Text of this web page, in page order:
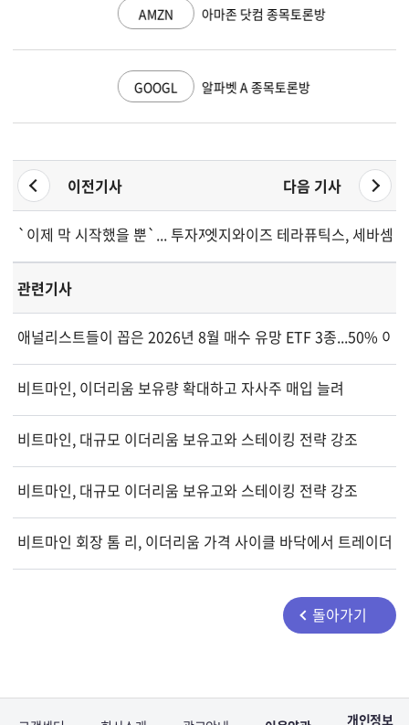
아마존 닷컴 종목토론방
알파벳 A 종목토론방
이전기사 다음 기사
`이제 막 시작했을 뿐`... 투자자, 마이크로소프트 주식 전망 밝혀
엣지와이즈 테라퓨틱스, 세바셈
관련기사
애널리스트들이 꼽은 2026년 8월 매수 유망 ETF 3종...50% 이
비트마인, 이더리움 보유량 확대하고 자사주 매입 늘려
비트마인, 대규모 이더리움 보유고와 스테이킹 전략 강조
비트마인, 대규모 이더리움 보유고와 스테이킹 전략 강조
비트마인 회장 톰 리, 이더리움 가격 사이클 바닥에서 트레이더
돌아가기
개인정보